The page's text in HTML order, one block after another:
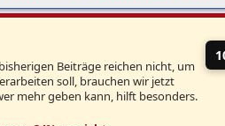
Beiträge reichen nicht, um
soll, brauchen wir jetzt
mehr geben kann, hilft besonders.